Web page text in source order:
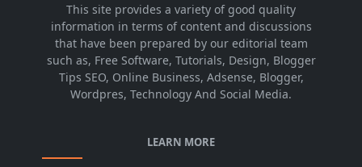
This site provides a variety of good quality
information in terms of content and discussions
that have been prepared by our editorial team
such as, Free Software, Tutorials, Design, Blogger
Tips SEO, Online Business, Adsense, Blogger,
Wordpres, Technology And Social Media.
LEARN MORE